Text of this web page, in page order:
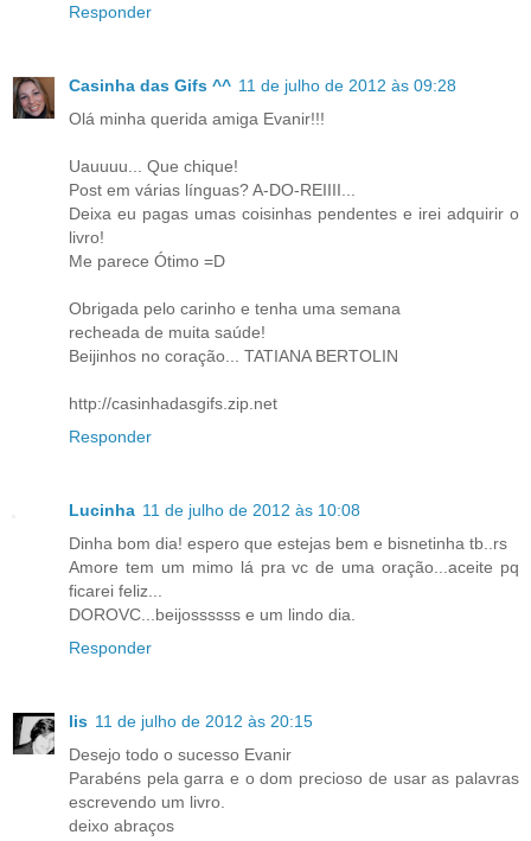
Responder
Casinha das Gifs ^^ 11 de julho de 2012 às 09:28
Olá minha querida amiga Evanir!!!
Uauuuu... Que chique!
Post em várias línguas? A-DO-REIIII...
Deixa eu pagas umas coisinhas pendentes e irei adquirir o
livro!
Me parece Ótimo =D
Obrigada pelo carinho e tenha uma semana
recheada de muita saúde!
Beijinhos no coração... TATIANA BERTOLIN
http://casinhadasgifs.zip.net
Responder
Lucinha 11 de julho de 2012 às 10:08
Dinha bom dia! espero que estejas bem e bisnetinha tb..rs
Amore tem um mimo lá pra vc de uma oração...aceite pq
ficarei feliz...
DOROVC...beijossssss e um lindo dia.
Responder
lis 11 de julho de 2012 às 20:15
Desejo todo o sucesso Evanir
Parabéns pela garra e o dom precioso de usar as palavras
escrevendo um livro.
deixo abraços